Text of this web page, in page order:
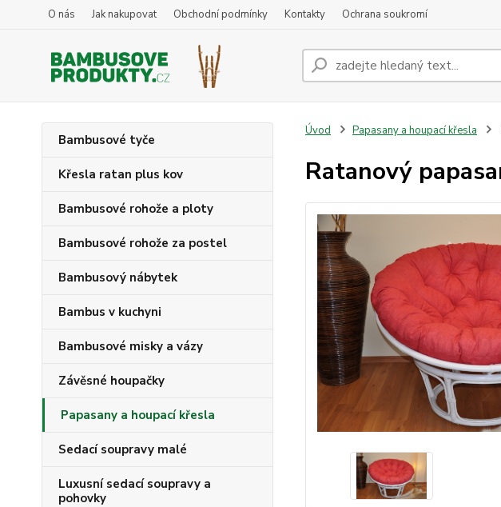
O nás Jak nakupovat Obchodní podmínky Kontakty Ochrana soukromí
Bambusové tyče
Křesla ratan plus kov
Bambusové rohože a ploty
Bambusové rohože za postel
Bambusový nábytek
Bambus v kuchyni
Bambusové misky a vázy
Závěsné houpačky
Papasany a houpací křesla
Sedací soupravy malé
Luxusní sedací soupravy a
pohovky
Úvod Papasany a houpací křesla
Ratanový